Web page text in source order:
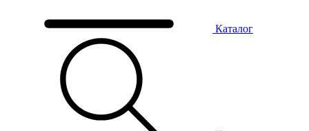
Каталог